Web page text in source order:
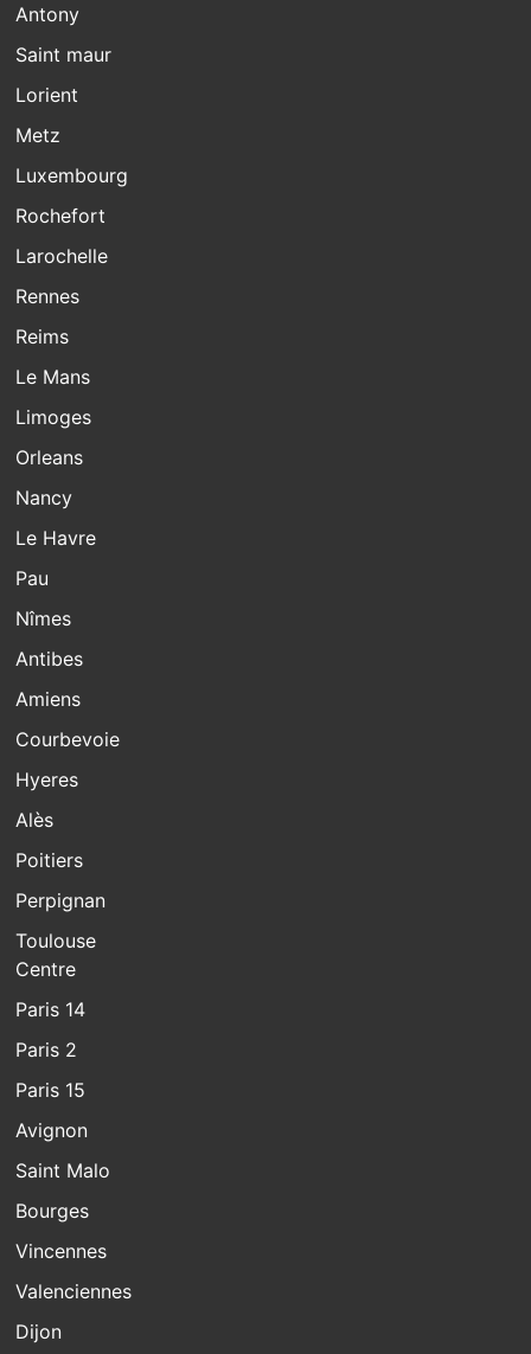
Antony
Saint maur
Lorient
Metz
Luxembourg
Rochefort
Larochelle
Rennes
Reims
Le Mans
Limoges
Orleans
Nancy
Le Havre
Pau
Nîmes
Antibes
Amiens
Courbevoie
Hyeres
Alès
Poitiers
Perpignan
Toulouse
Centre
Paris 14
Paris 2
Paris 15
Avignon
Saint Malo
Bourges
Vincennes
Valenciennes
Dijon